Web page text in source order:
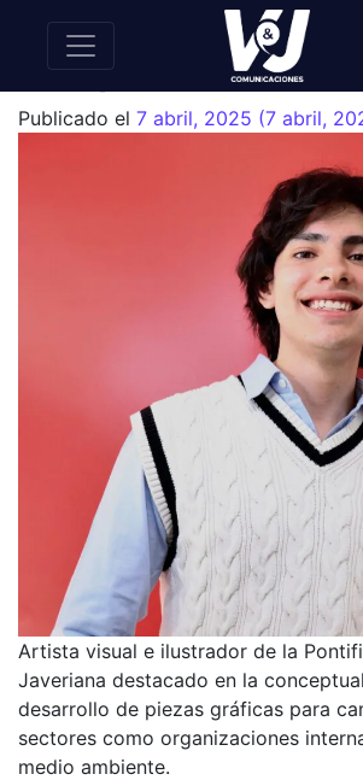
Felipe Galvis
Publicado el 7 abril, 2025 (7 abril,
Artista visual e ilustrador de la
Javeriana destacado en la
desarrollo de piezas gráficas para
sectores como organizaciones
medio ambiente.